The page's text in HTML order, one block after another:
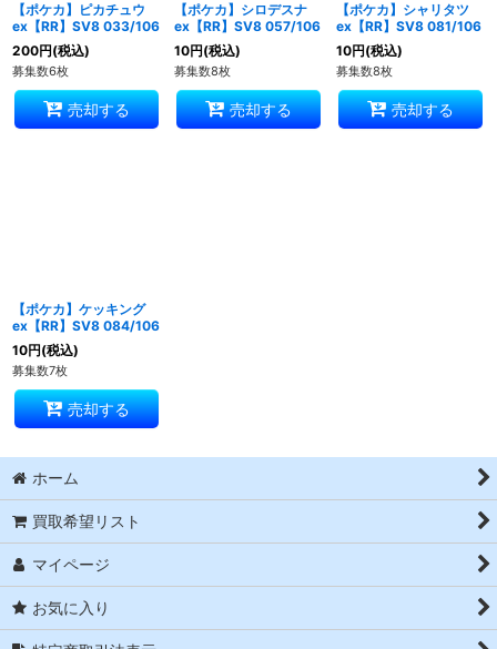
【ポケカ】ピカチュウ
ex【RR】SV8 033/106
200円(税込)
募集数6枚
売却する
【ポケカ】シロデスナ
ex【RR】SV8 057/106
10円(税込)
募集数8枚
売却する
【ポケカ】シャリタツ
ex【RR】SV8 081/106
10円(税込)
募集数8枚
売却する
【ポケカ】ケッキング
ex【RR】SV8 084/106
10円(税込)
募集数7枚
売却する
ホーム
買取希望リスト
マイページ
お気に入り